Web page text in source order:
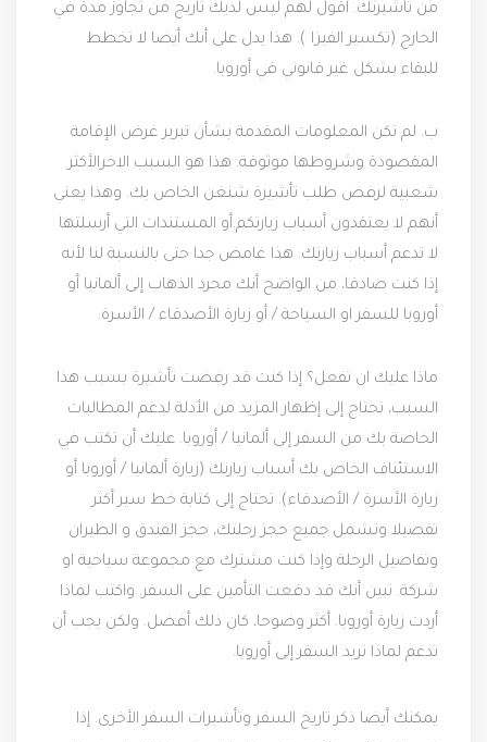
من تأشيرتك. أقول لهم ليس لديك تاريخ من تجاوز مدة في
الخارج (تكسير الفيزا ). هذا يدل على أنك أيضا لا تخطط
للبقاء بشكل غير قانوني في أوروبا.
ب. لم تكن المعلومات المقدمة بشأن تبرير غرض الإقامة
المقصودة وشروطها موثوقة. هذا هو السبب الاخرالأكثر
شعبية لرفض طلب تأشيرة شنغن الخاص بك. وهذا يعني
أنهم لا يعتقدون أسباب زيارتكم.أو المستندات التي أرسلتها
لا تدعم أسباب زيارتك. هذا غامض جدا حتى بالنسبة لنا لأنه
إذا كنت صادقا، من الواضح أنك مجرد الذهاب إلى ألمانيا أو
أوروبا للسفر او السياحة / أو زيارة الأصدقاء / الأسرة.
ماذا عليك ان تفعل؟ إذا كنت قد رفضت تأشيرة بسبب هذا
السبب، تحتاج إلى إظهار المزيد من الأدلة لدعم المطالبات
الخاصة بك من السفر إلى ألمانيا / أوروبا. عليك أن تكتب في
الاستئناف الخاص بك أسباب زيارتك (زيارة ألمانيا / أوروبا أو
زيارة الأسرة / الأصدقاء). تحتاج إلى كتابة خط سير أكثر
تفصيلا وتشمل جميع حجز رحلتك، حجز الفندق و الطيران
وتفاصيل الرحلة وإذا كنت مشترك مع مجموعة سياحية او
شركة. تبين أنك قد دفعت التأمين على السفر. واكتب لماذا
أردت زيارة أوروبا. أكثر وضوحا، كان ذلك أفضل. ولكن يجب أن
تدعم لماذا تريد السفر إلى أوروبا.
يمكنك أيضا ذكر تاريخ السفر وتأشيرات السفر الأخرى. إذا